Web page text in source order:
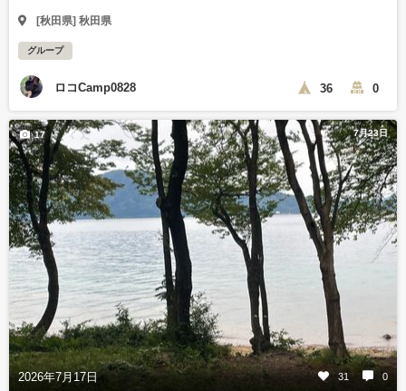
[秋田県] 秋田県
グループ
ロコCamp0828 36 0
7月23日
2026年7月17日 31 0
17